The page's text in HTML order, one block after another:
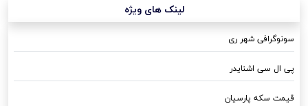
لینک های ویژه
سونوگرافی شهر ری
پی ال سی اشنایدر
قیمت سکه پارسیان